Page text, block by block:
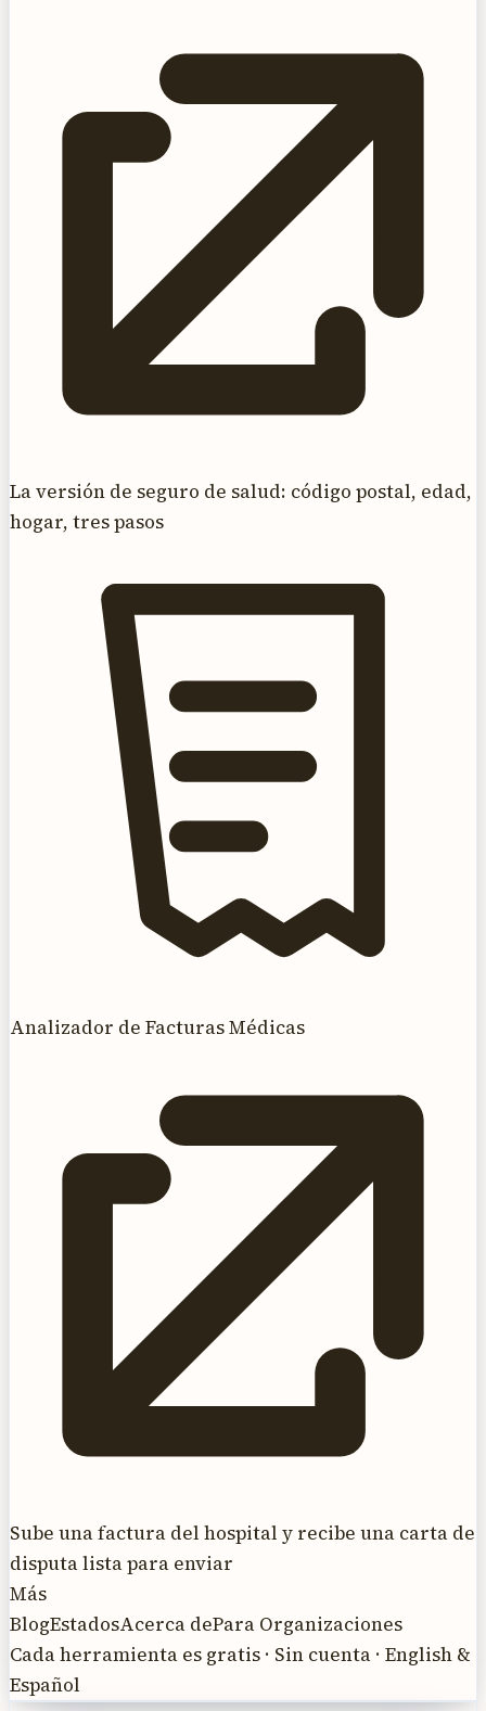
La versión de seguro de salud: código postal, edad,
hogar, tres pasos
Analizador de Facturas Médicas
Sube una factura del hospital y recibe una carta de
disputa lista para enviar
Más
BlogEstadosAcerca dePara Organizaciones
Cada herramienta es gratis · Sin cuenta · English &
Español